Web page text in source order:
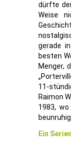
dürfte
Weise
gerade
besten
Menger,
11-
Raimon
1983,
Ein